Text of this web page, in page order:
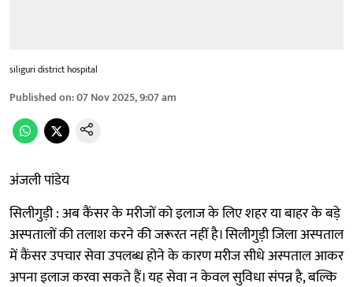
siliguri district hospital
Published on:07 Nov 2025, 9:07 am
अंजली पांडेय
सिलीगुड़ी : अब कैंसर के मरीजों को इलाज के लिए शहर या बाहर के बड़े
अस्पतालों की तलाश करने की जरूरत नहीं है। सिलीगुड़ी जिला अस्पताल
में कैंसर उपचार सेवा उपलब्ध होने के कारण मरीज सीधे अस्पताल आकर
अपना इलाज करवा सकते हैं। यह सेवा न केवल सुविधा संपन्न है, बल्कि